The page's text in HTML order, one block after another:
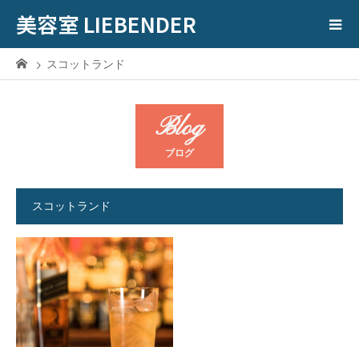
美容室 LIEBENDER
スコットランド
Blog
ブログ
スコットランド